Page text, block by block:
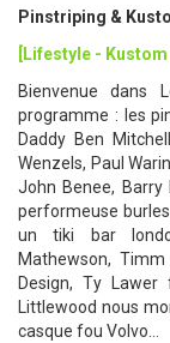
Pinstriping &
[Lifestyle -
Bienvenue dans
programme : les
Daddy Ben
Wenzels, Paul
John Benee, Barry
performeuse
un tiki bar
Mathewson,
Design, Ty
Littlewood nous
casque fou Volvo…